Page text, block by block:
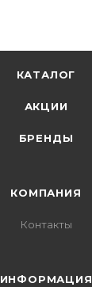
КАТАЛОГ
АКЦИИ
БРЕНДЫ
КОМПАНИЯ
Контакты
ИНФОРМАЦИЯ